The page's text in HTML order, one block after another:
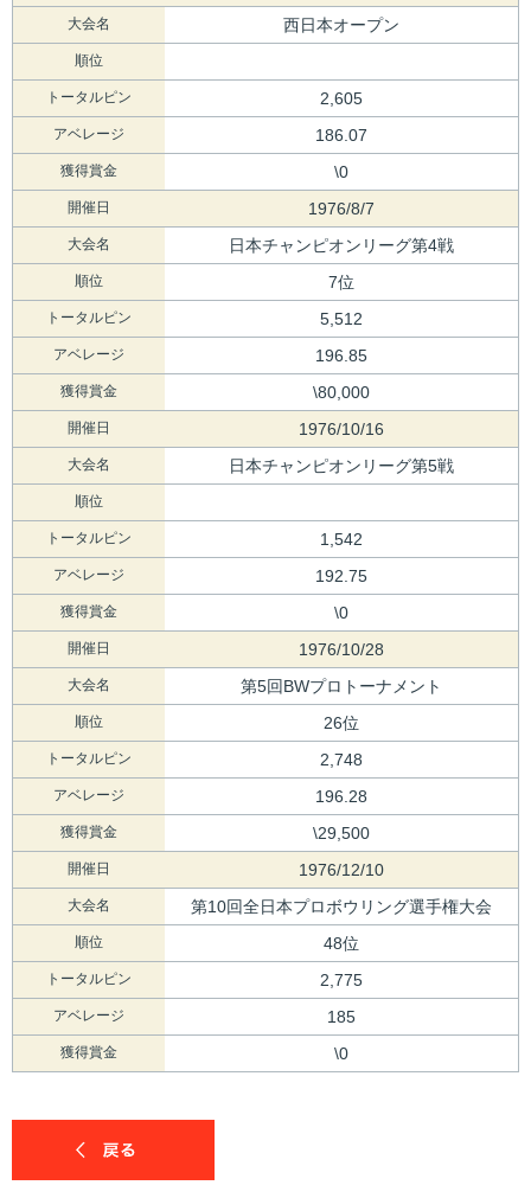
大会名 西日本オープン
順位
トータルピン 2,605
アベレージ 186.07
獲得賞金 \0
開催日 1976/8/7
大会名 日本チャンピオンリーグ第4戦
順位 7位
トータルピン 5,512
アベレージ 196.85
獲得賞金 \80,000
開催日 1976/10/16
大会名 日本チャンピオンリーグ第5戦
順位
トータルピン 1,542
アベレージ 192.75
獲得賞金 \0
開催日 1976/10/28
大会名 第5回BWプロトーナメント
順位 26位
トータルピン 2,748
アベレージ 196.28
獲得賞金 \29,500
開催日 1976/12/10
大会名 第10回全日本プロボウリング選手権大会
順位 48位
トータルピン 2,775
アベレージ 185
獲得賞金 \0